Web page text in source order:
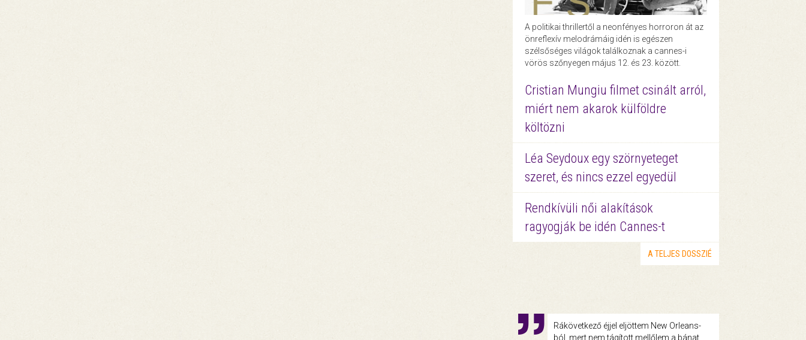
A politikai thrillertől a neonfényes horroron át az
önreflexív melodrámáig idén is egészen
szélsőséges világok találkoznak a cannes-i
vörös szőnyegen május 12. és 23. között.
Cristian Mungiu filmet csinált arról,
miért nem akarok külföldre
költözni
Léa Seydoux egy szörnyeteget
szeret, és nincs ezzel egyedül
Rendkívüli női alakítások
ragyogják be idén Cannes-t
A TELJES DOSSZIÉ
Rákövetkező éjjel eljöttem New Orleans-
ból, mert nem tágított mellőlem a bánat.